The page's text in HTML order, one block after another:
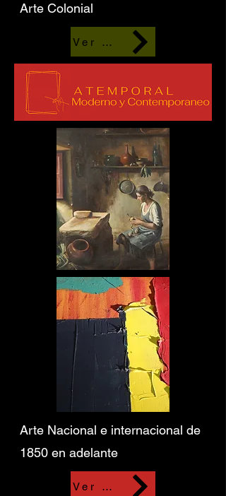
Arte Colonial
Ver más
Arte Nacional e internacional de
1850 en adelante
Ver más